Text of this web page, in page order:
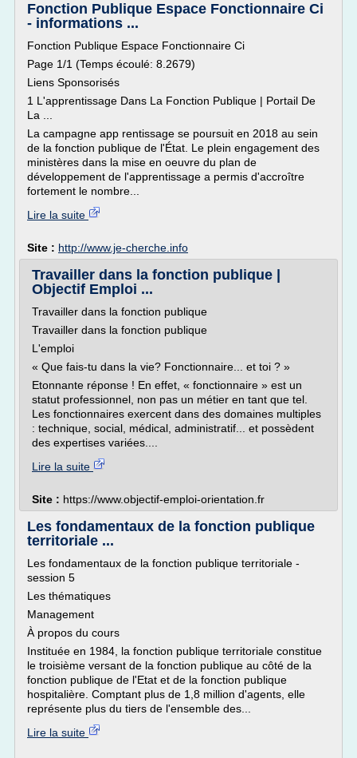
Fonction Publique Espace Fonctionnaire Ci
- informations ...
Fonction Publique Espace Fonctionnaire Ci
Page 1/1 (Temps écoulé: 8.2679)
Liens Sponsorisés
1 L'apprentissage Dans La Fonction Publique | Portail De
La ...
La campagne app rentissage se poursuit en 2018 au sein
de la fonction publique de l'État. Le plein engagement des
ministères dans la mise en oeuvre du plan de
développement de l'apprentissage a permis d'accroître
fortement le nombre...
Lire la suite
Site : http://www.je-cherche.info
Travailler dans la fonction publique |
Objectif Emploi ...
Travailler dans la fonction publique
Travailler dans la fonction publique
L'emploi
« Que fais-tu dans la vie? Fonctionnaire... et toi ? »
Etonnante réponse ! En effet, « fonctionnaire » est un
statut professionnel, non pas un métier en tant que tel.
Les fonctionnaires exercent dans des domaines multiples
: technique, social, médical, administratif... et possèdent
des expertises variées....
Lire la suite
Site : https://www.objectif-emploi-orientation.fr
Les fondamentaux de la fonction publique
territoriale ...
Les fondamentaux de la fonction publique territoriale -
session 5
Les thématiques
Management
À propos du cours
Instituée en 1984, la fonction publique territoriale constitue
le troisième versant de la fonction publique au côté de la
fonction publique de l'Etat et de la fonction publique
hospitalière. Comptant plus de 1,8 million d'agents, elle
représente plus du tiers de l'ensemble des...
Lire la suite